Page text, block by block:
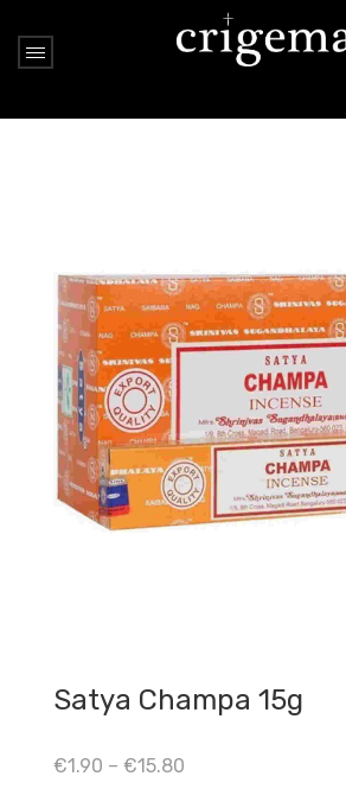
Nessun
Satya Champa 15g
€1.90 – €15.80